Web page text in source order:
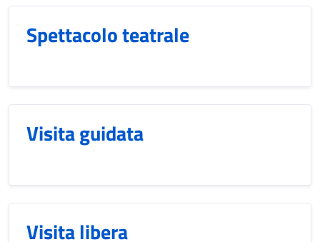
Spettacolo teatrale
Visita guidata
Visita libera